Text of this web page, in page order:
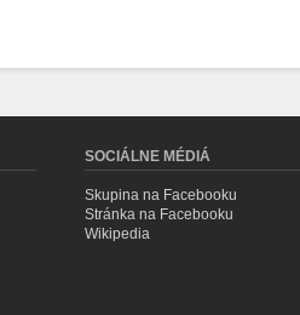
SOCIÁLNE MÉDIÁ
Skupina na Facebooku
Stránka na Facebooku
Wikipedia